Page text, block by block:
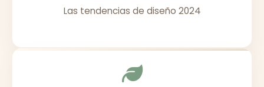
Las tendencias de diseño 2024